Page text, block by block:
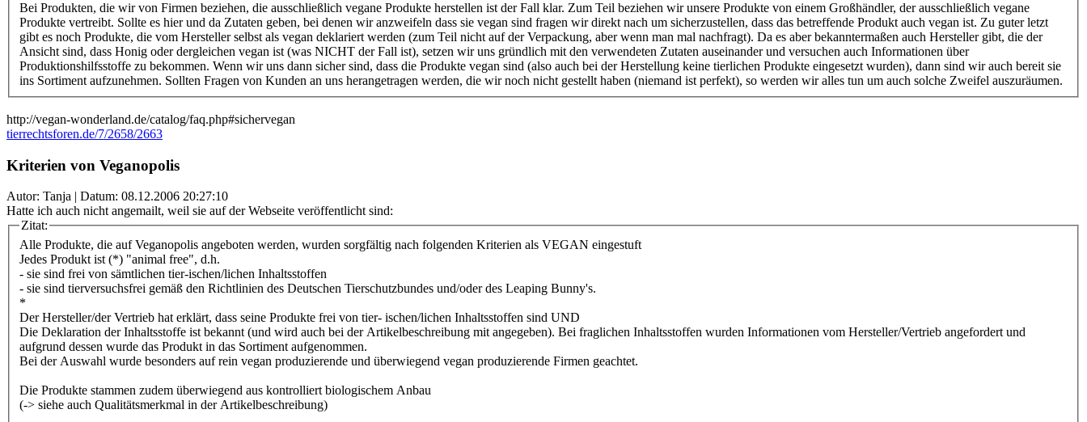
Bei Produkten, die wir von Firmen beziehen, die ausschließlich vegane Produkte herstellen ist der Fall klar. Zum Teil beziehen wir unsere Produkte von einem Großhändler, der ausschließlich vegane
Produkte vertreibt. Sollte es hier und da Zutaten geben, bei denen wir anzweifeln dass sie vegan sind fragen wir direkt nach um sicherzustellen, dass das betreffende Produkt auch vegan ist. Zu guter letzt
gibt es noch Produkte, die vom Hersteller selbst als vegan deklariert werden (zum Teil nicht auf der Verpackung, aber wenn man mal nachfragt). Da es aber bekanntermaßen auch Hersteller gibt, die der
Ansicht sind, dass Honig oder dergleichen vegan ist (was NICHT der Fall ist), setzen wir uns gründlich mit den verwendeten Zutaten auseinander und versuchen auch Informationen über
Produktionshilfsstoffe zu bekommen. Wenn wir uns dann sicher sind, dass die Produkte vegan sind (also auch bei der Herstellung keine tierlichen Produkte eingesetzt wurden), dann sind wir auch bereit sie
ins Sortiment aufzunehmen. Sollten Fragen von Kunden an uns herangetragen werden, die wir noch nicht gestellt haben (niemand ist perfekt), so werden wir alles tun um auch solche Zweifel auszuräumen.
http://vegan-wonderland.de/catalog/faq.php#sichervegan
tierrechtsforen.de/7/2658/2663
Kriterien von Veganopolis
Autor: Tanja | Datum: 08.12.2006 20:27:10
Hatte ich auch nicht angemailt, weil sie auf der Webseite veröffentlicht sind:
Zitat:
Alle Produkte, die auf Veganopolis angeboten werden, wurden sorgfältig nach folgenden Kriterien als VEGAN eingestuft
Jedes Produkt ist (*) "animal free", d.h.
- sie sind frei von sämtlichen tier-ischen/lichen Inhaltsstoffen
- sie sind tierversuchsfrei gemäß den Richtlinien des Deutschen Tierschutzbundes und/oder des Leaping Bunny's.
*
Der Hersteller/der Vertrieb hat erklärt, dass seine Produkte frei von tier- ischen/lichen Inhaltsstoffen sind UND
Die Deklaration der Inhaltsstoffe ist bekannt (und wird auch bei der Artikelbeschreibung mit angegeben). Bei fraglichen Inhaltsstoffen wurden Informationen vom Hersteller/Vertrieb angefordert und
aufgrund dessen wurde das Produkt in das Sortiment aufgenommen.
Bei der Auswahl wurde besonders auf rein vegan produzierende und überwiegend vegan produzierende Firmen geachtet.
Die Produkte stammen zudem überwiegend aus kontrolliert biologischem Anbau
(-> siehe auch Qualitätsmerkmal in der Artikelbeschreibung)